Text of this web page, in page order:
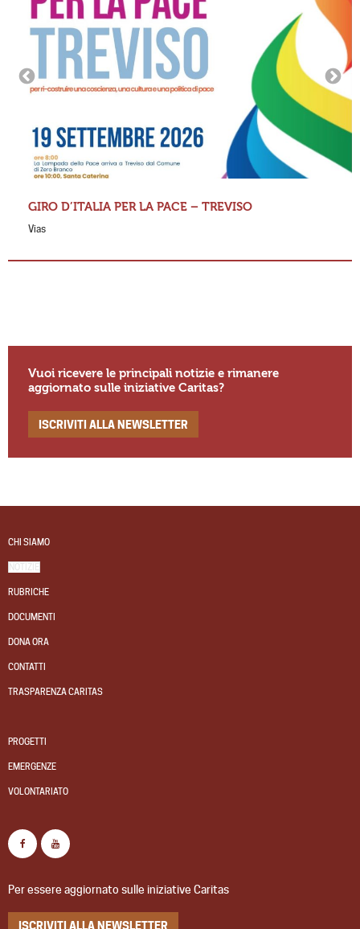
GIRO D’ITALIA PER LA PACE – TREVISO
Vias
Vuoi ricevere le principali notizie e rimanere
aggiornato sulle iniziative Caritas?
ISCRIVITI ALLA NEWSLETTER
CHI SIAMO
NOTIZIE
RUBRICHE
DOCUMENTI
DONA ORA
CONTATTI
TRASPARENZA CARITAS
PROGETTI
EMERGENZE
VOLONTARIATO
Per essere aggiornato sulle iniziative Caritas
ISCRIVITI ALLA NEWSLETTER